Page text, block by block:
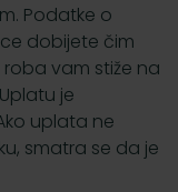
Podatke o
dobijete čim
vam stiže na
je
uplata ne
smatra se da je